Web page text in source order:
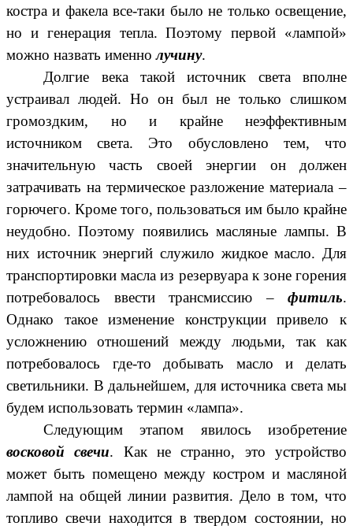
костра и факела все-таки было не только освещение,
но и генерация тепла. Поэтому первой «лампой»
можно назвать именнолучину.
Долгие века такой источник света вполне
устраивал людей. Но он был не только слишком
громоздким, но и крайне неэффективным
источником света. Это обусловлено тем, что
значительную часть своей энергии он должен
затрачивать на термическое разложение материала –
горючего. Кроме того, пользоваться им было крайне
неудобно. Поэтому появились масляные лампы. В
них источник энергий служило жидкое масло. Для
транспортировки масла из резервуара к зоне горения
потребовалось ввести трансмиссию – фитиль.
Однако такое изменение конструкции привело к
усложнению отношений между людьми, так как
потребовалось где-то добывать масло и делать
светильники. В дальнейшем, для источника света мы
будем использовать термин «лампа».
Следующим этапом явилось изобретение
восковой свечи. Как не странно, это устройство
может быть помещено между костром и масляной
лампой на общей линии развития. Дело в том, что
топливо свечи находится в твердом состоянии, но